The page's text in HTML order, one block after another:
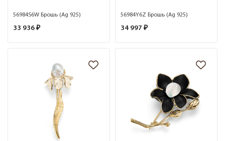
56984S6W Брошь (Ag 925)
33 936 ₽
56984Y6Z Брошь (Ag 925)
34 997 ₽